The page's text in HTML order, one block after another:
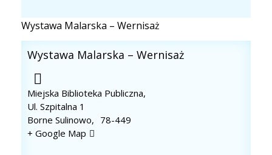
Wystawa Malarska – Wernisaż
Wystawa Malarska – Wernisaż
Miejska Biblioteka Publiczna,
Ul. Szpitalna 1
Borne Sulinowo, 78-449
+ Google Map